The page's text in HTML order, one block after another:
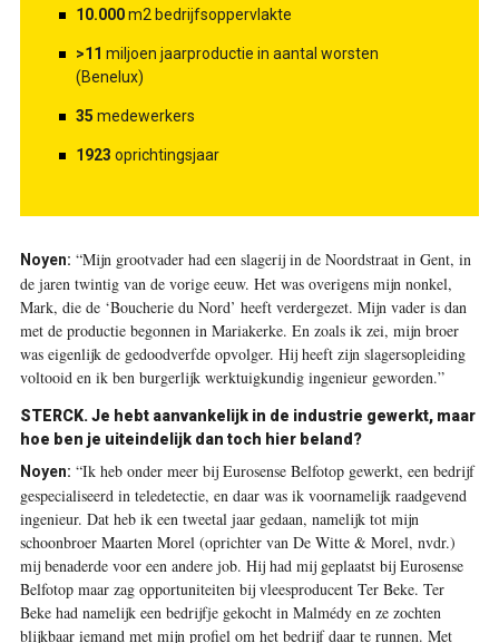
10.000m2 bedrijfsoppervlakte
>11 miljoen jaarproductie in aantal worsten
(Benelux)
35 medewerkers
1923 oprichtingsjaar
Noyen: “Mijn grootvader had een slagerij in de Noordstraat in Gent, in
de jaren twintig van de vorige eeuw. Het was overigens mijn nonkel,
Mark, die de ‘Boucherie du Nord’ heeft verdergezet. Mijn vader is dan
met de productie begonnen in Mariakerke. En zoals ik zei, mijn broer
was eigenlijk de gedoodverfde opvolger. Hij heeft zijn slagersopleiding
voltooid en ik ben burgerlijk werktuigkundig ingenieur geworden.”
STERCK. Je hebt aanvankelijk in de industrie gewerkt, maar
hoe ben je uiteindelijk dan toch hier beland?
Noyen: “Ik heb onder meer bij Eurosense Belfotop gewerkt, een bedrijf
gespecialiseerd in teledetectie, en daar was ik voornamelijk raadgevend
ingenieur. Dat heb ik een tweetal jaar gedaan, namelijk tot mijn
schoonbroer Maarten Morel (oprichter van De Witte & Morel, nvdr.)
mij benaderde voor een andere job. Hij had mij geplaatst bij Eurosense
Belfotop maar zag opportuniteiten bij vleesproducent Ter Beke. Ter
Beke had namelijk een bedrijfje gekocht in Malmédy en ze zochten
blijkbaar iemand met mijn profiel om het bedrijf daar te runnen. Met